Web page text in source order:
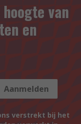
van
en
Aanmelden
verstrekt bij het